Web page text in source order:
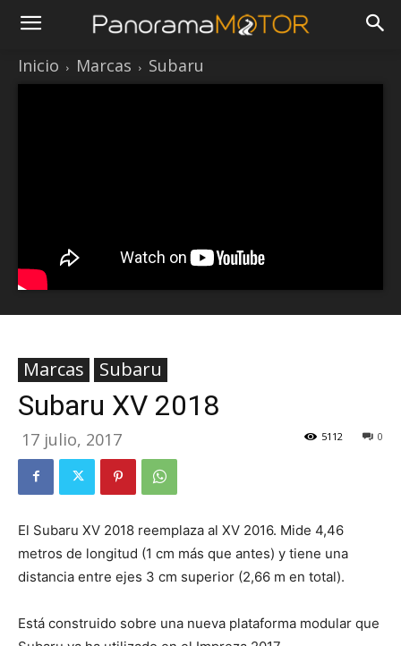
Inicio Marcas Subaru
Marcas Subaru
Subaru XV 2018
17 julio, 2017 0
5112
El Subaru XV 2018 reemplaza al XV 2016. Mide 4,46
metros de longitud (1 cm más que antes) y tiene una
distancia entre ejes 3 cm superior (2,66 m en total).
Está construido sobre una nueva plataforma modular que